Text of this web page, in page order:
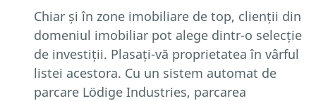
Chiar și în zone imobiliare de top, clienții din
domeniul imobiliar pot alege dintr-o selecție
de investiții. Plasați-vă proprietatea în vârful
listei acestora. Cu un sistem automat de
parcare Lödige Industries, parcarea